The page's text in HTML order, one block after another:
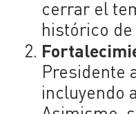
cerrar el
histórico de
Presidente
incluyendo